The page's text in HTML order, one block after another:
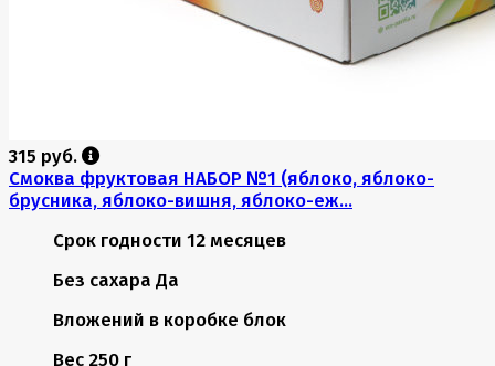
315 руб.
Смоква фруктовая НАБОР №1 (яблоко, яблоко-
брусника, яблоко-вишня, яблоко-еж...
Срок годности 12 месяцев
Без сахара Да
Вложений в коробке блок
Вес 250 г